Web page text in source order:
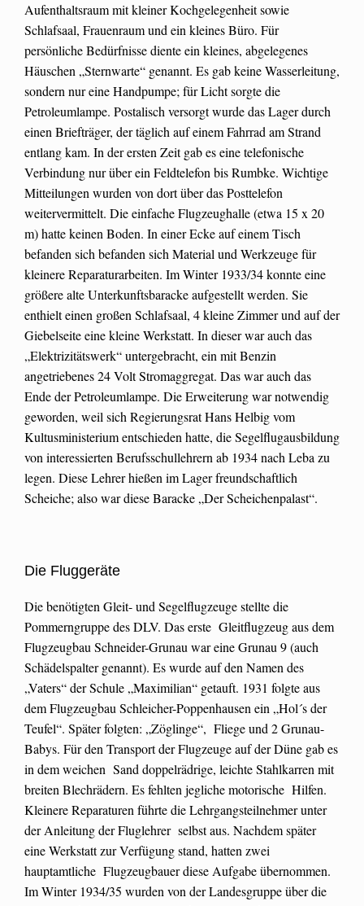
Aufenthaltsraum mit kleiner Kochgelegenheit sowie
Schlafsaal, Frauenraum und ein kleines Büro. Für
persönliche Bedürfnisse diente ein kleines, abgelegenes
Häuschen „Sternwarte“ genannt. Es gab keine Wasserleitung,
sondern nur eine Handpumpe; für Licht sorgte die
Petroleumlampe. Postalisch versorgt wurde das Lager durch
einen Briefträger, der täglich auf einem Fahrrad am Strand
entlang kam. In der ersten Zeit gab es eine telefonische
Verbindung nur über ein Feldtelefon bis Rumbke. Wichtige
Mitteilungen wurden von dort über das Posttelefon
weitervermittelt. Die einfache Flugzeughalle (etwa 15 x 20
m) hatte keinen Boden. In einer Ecke auf einem Tisch
befanden sich befanden sich Material und Werkzeuge für
kleinere Reparaturarbeiten. Im Winter 1933/34 konnte eine
größere alte Unterkunftsbaracke aufgestellt werden. Sie
enthielt einen großen Schlafsaal, 4 kleine Zimmer und auf der
Giebelseite eine kleine Werkstatt. In dieser war auch das
„Elektrizitätswerk“ untergebracht, ein mit Benzin
angetriebenes 24 Volt Stromaggregat. Das war auch das
Ende der Petroleumlampe. Die Erweiterung war notwendig
geworden, weil sich Regierungsrat Hans Helbig vom
Kultusministerium entschieden hatte, die Segelflugausbildung
von interessierten Berufsschullehrern ab 1934 nach Leba zu
legen. Diese Lehrer hießen im Lager freundschaftlich
Scheiche; also war diese Baracke „Der Scheichenpalast“.
Die Fluggeräte
Die benötigten Gleit- und Segelflugzeuge stellte die
Pommerngruppe des DLV. Das erste Gleitflugzeug aus dem
Flugzeugbau Schneider-Grunau war eine Grunau 9 (auch
Schädelspalter genannt). Es wurde auf den Namen des
„Vaters“ der Schule „Maximilian“ getauft. 1931 folgte aus
dem Flugzeugbau Schleicher-Poppenhausen ein „Hol´s der
Teufel“. Später folgten: „Zöglinge“, Fliege und 2 Grunau-
Babys. Für den Transport der Flugzeuge auf der Düne gab es
in dem weichen Sand doppelrädrige, leichte Stahlkarren mit
breiten Blechrädern. Es fehlten jegliche motorische Hilfen.
Kleinere Reparaturen führte die Lehrgangsteilnehmer unter
der Anleitung der Fluglehrer selbst aus. Nachdem später
eine Werkstatt zur Verfügung stand, hatten zwei
hauptamtliche Flugzeugbauer diese Aufgabe übernommen.
Im Winter 1934/35 wurden von der Landesgruppe über die